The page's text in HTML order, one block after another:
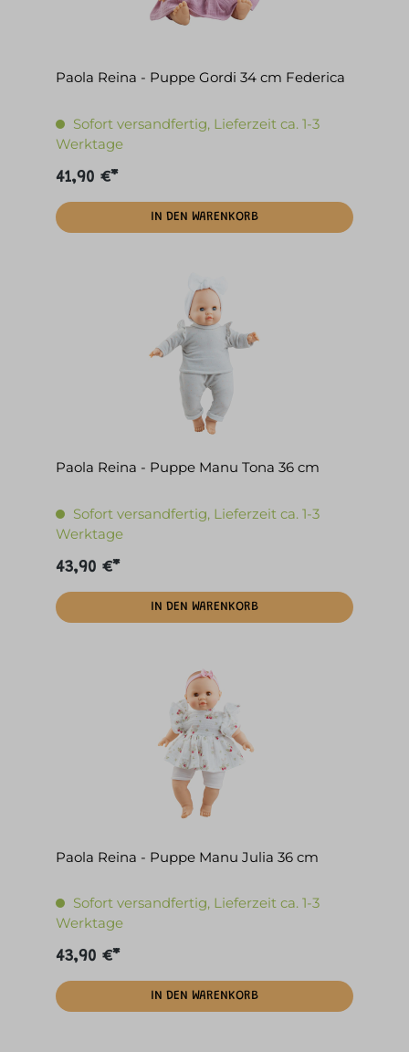
Paola Reina - Puppe Gordi 34 cm Federica
Sofort versandfertig, Lieferzeit ca. 1-3
Werktage
41,90 €*
IN DEN WARENKORB
Paola Reina - Puppe Manu Tona 36 cm
Sofort versandfertig, Lieferzeit ca. 1-3
Werktage
43,90 €*
IN DEN WARENKORB
Paola Reina - Puppe Manu Julia 36 cm
Sofort versandfertig, Lieferzeit ca. 1-3
Werktage
43,90 €*
IN DEN WARENKORB